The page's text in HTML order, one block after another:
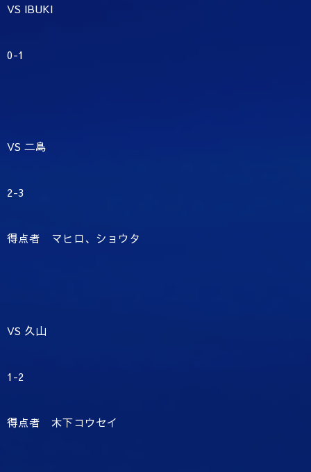
VS IBUKI
0-1
VS 二島
2-3
得点者 マヒロ、ショウタ
VS 久山
1-2
得点者 木下コウセイ